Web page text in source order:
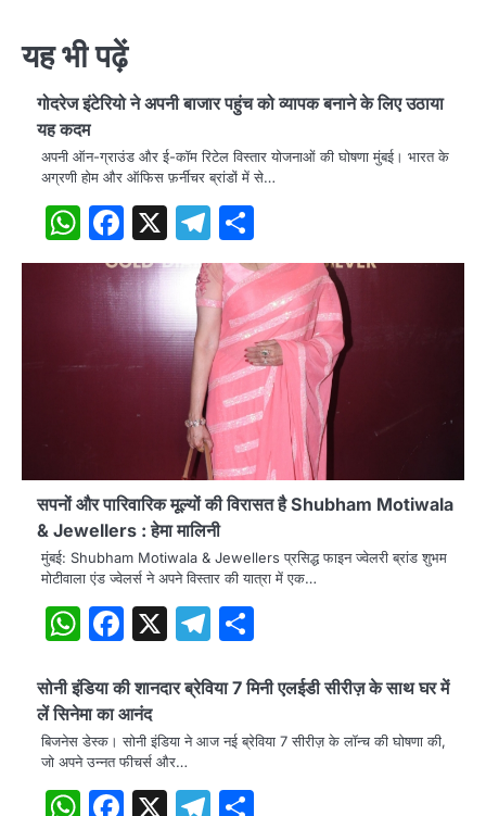
यह भी पढ़ें
गोदरेज इंटेरियो ने अपनी बाजार पहुंच को व्यापक बनाने के लिए उठाया
यह कदम
अपनी ऑन-ग्राउंड और ई-कॉम रिटेल विस्तार योजनाओं की घोषणा मुंबई। भारत के
अग्रणी होम और ऑफिस फ़र्नीचर ब्रांडों में से…
WhatsApp
Facebook
X Telegram
सपनों और पारिवारिक मूल्यों की विरासत है Shubham Motiwala
& Jewellers : हेमा मालिनी
मुंबई: Shubham Motiwala & Jewellers प्रसिद्ध फाइन ज्वेलरी ब्रांड शुभम
मोटीवाला एंड ज्वेलर्स ने अपने विस्तार की यात्रा में एक…
WhatsApp
Facebook
X Telegram
सोनी इंडिया की शानदार ब्रेविया 7 मिनी एलईडी सीरीज़ के साथ घर में
लें सिनेमा का आनंद
बिजनेस डेस्क। सोनी इंडिया ने आज नई ब्रेविया 7 सीरीज़ के लॉन्च की घोषणा की,
जो अपने उन्नत फीचर्स और…
WhatsApp
Facebook
X Telegram